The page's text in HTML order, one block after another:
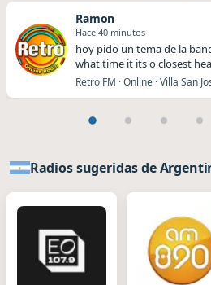
Ramon
Hace 40 minutos
hoy pido un tema de la
what time it its o closest
Retro FM · Online · Villa San
Radios sugeridas de